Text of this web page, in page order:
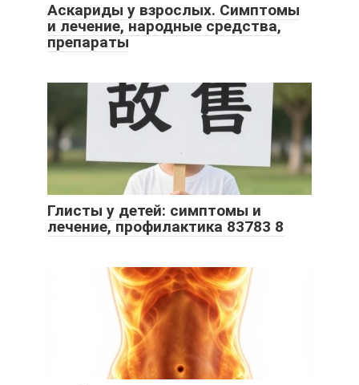
Аскариды у взрослых. Симптомы
и лечение, народные средства,
препараты
Глисты у детей: симптомы и
лечение, профилактика 83783 8